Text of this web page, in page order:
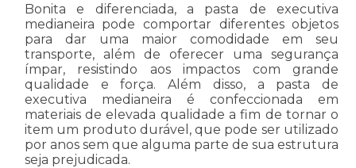
Bonita e diferenciada, a pasta de executiva
medianeira pode comportar diferentes objetos
para dar uma maior comodidade em seu
transporte, além de oferecer uma segurança
ímpar, resistindo aos impactos com grande
qualidade e força. Além disso, a pasta de
executiva medianeira é confeccionada em
materiais de elevada qualidade a fim de tornar o
item um produto durável, que pode ser utilizado
por anos sem que alguma parte de sua estrutura
seja prejudicada.